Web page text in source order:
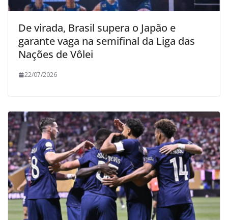
De virada, Brasil supera o Japão e
garante vaga na semifinal da Liga das
Nações de Vôlei
22/07/2026